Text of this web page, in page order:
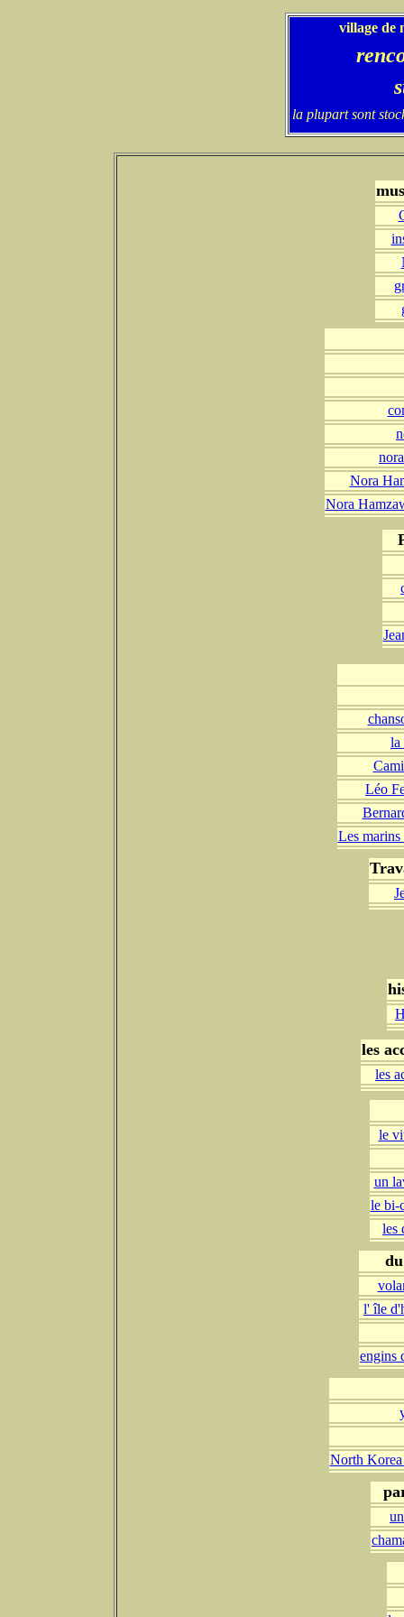
village de
la plupart sont
Nora
Nora
la
Léo
Les
les
les
le
un
le bi-
les
l' île
engins
North